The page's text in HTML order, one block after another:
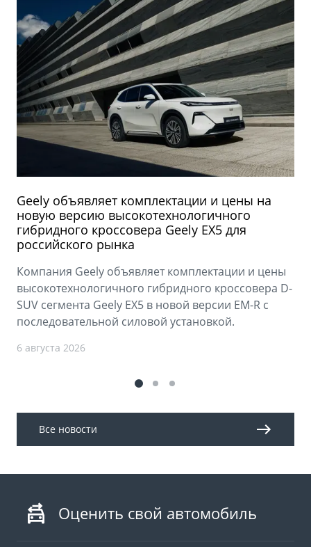
Geely объявляет комплектации и цены на
новую версию высокотехнологичного
гибридного кроссовера Geely EX5 для
российского рынка
Компания Geely объявляет комплектации и цены
высокотехнологичного гибридного кроссовера D-
SUV сегмента Geely EX5 в новой версии EM-R с
последовательной силовой установкой.
6 августа 2026
Все новости
Оценить свой автомобиль